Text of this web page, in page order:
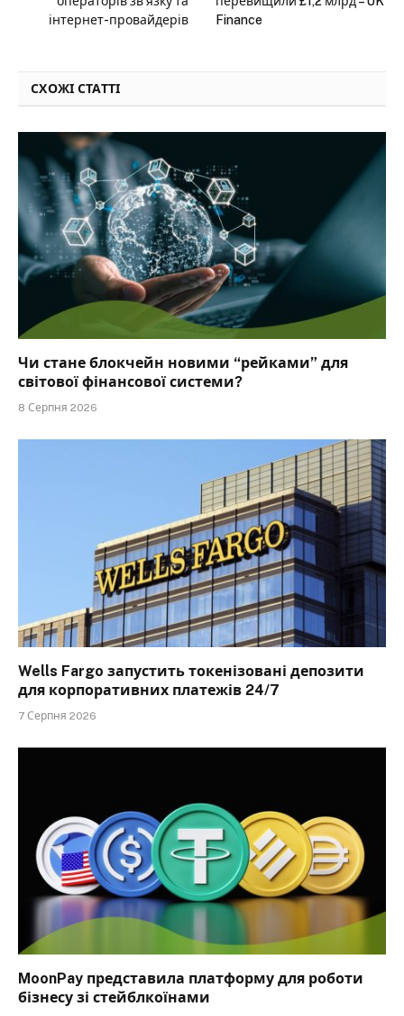
інтернет-провайдерів
Finance
СХОЖІ СТАТТІ
Чи стане блокчейн новими “рейками” для
світової фінансової системи?
8 Серпня 2026
Wells Fargo запустить токенізовані депозити
для корпоративних платежів 24/7
7 Серпня 2026
MoonPay представила платформу для роботи
бізнесу зі стейблкоїнами